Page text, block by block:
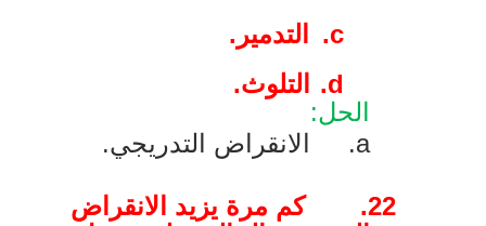
c.
التدمير.
d.
التلوث.
الحل:
a
. الانقراض التدريجي.
22.
كم مرة يزيد الانقراض